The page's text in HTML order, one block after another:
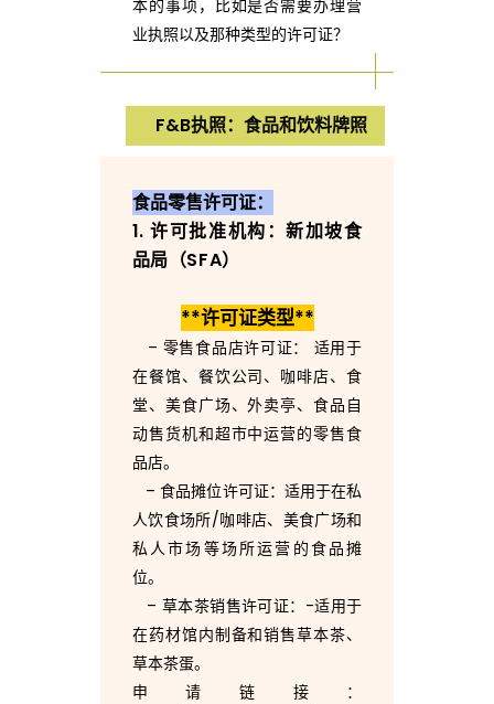
本的事项，比如是否需要办理营
业执照以及那种类型的许可证？
F&B执照：食品和饮料牌照
食品零售许可证：
1. 许可批准机构：新加坡食
品局（SFA）
**许可证类型**
– 零售食品店许可证： 适用于
在餐馆、餐饮公司、咖啡店、食
堂、美食广场、外卖亭、食品自
动售货机和超市中运营的零售食
品店。
– 食品摊位许可证：适用于在私
人饮食场所/咖啡店、美食广场和
私人市场等场所运营的食品摊
位。
– 草本茶销售许可证：-适用于
在药材馆内制备和销售草本茶、
草本茶蛋。
申请链接：